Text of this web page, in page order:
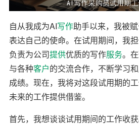
自从我成为AI写作助手以来，我被
表达自己的使命。在试用期间，我担
负责为公司提供优质的写作服务。
与各种客户的交流合作，不断学习
成绩。现在，我将对这段试用期的
未来的工作提供借鉴。
首先，我想谈谈试用期间的工作收获